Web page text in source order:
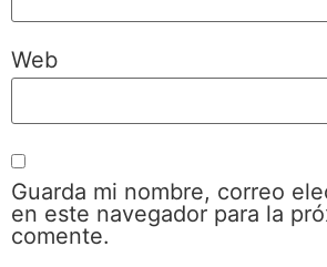
Web
Guarda mi nombre, correo
en este navegador para la
comente.